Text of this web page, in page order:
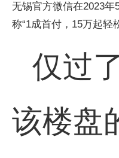
无锡官方微信在2023年
称“1成首付，15万起轻
仅过
该楼盘